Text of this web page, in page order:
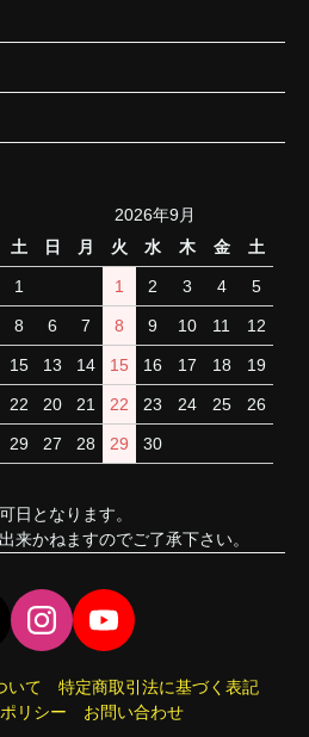
土
1
8
15
22
29
2026年9月
日
月 火 水 木 金 土
1 2 3 4 5
6 7 8 9 10 11 12
13 14 15 16 17 18 19
20 21 22 23 24 25 26
27 28 29 30
日となります。
来かねますのでご了承下さい。
いて
特定商取引法に基づく表記
リシー
お問い合わせ